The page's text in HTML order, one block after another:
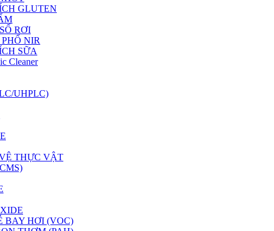
GLUTEN
RƠI
NIR
SỮA
Cleaner
UHPLC)
THỰC VẬT
BAY HƠI (VOC)